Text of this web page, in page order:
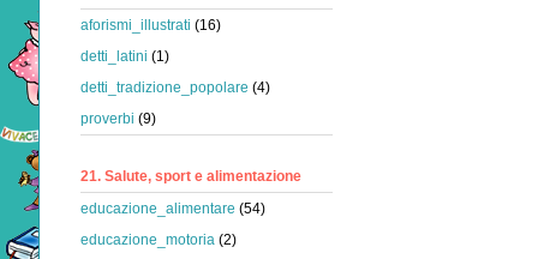
aforismi_illustrati (16)
detti_latini (1)
detti_tradizione_popolare (4)
proverbi (9)
21. Salute, sport e alimentazione
educazione_alimentare (54)
educazione_motoria (2)